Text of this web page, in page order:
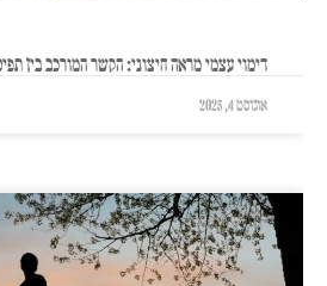
דימוי עצמי מראה חיצוני: הקשר המורכב בין
אוגוסט 4, 2025